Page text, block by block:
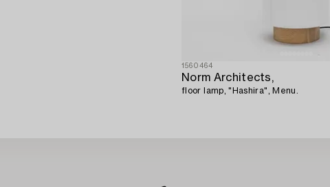
1560464
Norm Architects,
floor lamp, "Hashira", Menu.